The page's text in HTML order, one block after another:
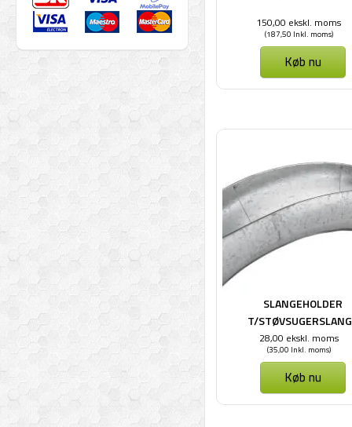
150,00 ekskl. moms
(187,50 Inkl. moms)
Køb nu
SLANGEHOLDER
T/
28,00 ekskl. moms
(35,00 Inkl. moms)
Køb nu